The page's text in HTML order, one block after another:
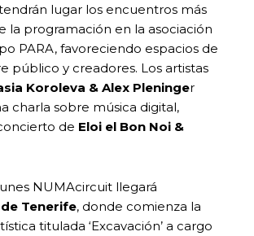
tendrán lugar los encuentros más
la programación en la asociación
PARA, favoreciendo espacios de
público y creadores. Los artistas
Koroleva & Alex Pleninger
charla sobre música digital,
de Eloi el Bon Noi &
NUMAcircuit llegará
Tenerife, donde comienza la
titulada ‘Excavación’ a cargo